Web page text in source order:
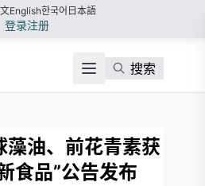
English한국어 日本語
登录注册
搜索
藻油、前花青素获
食品”公告发布